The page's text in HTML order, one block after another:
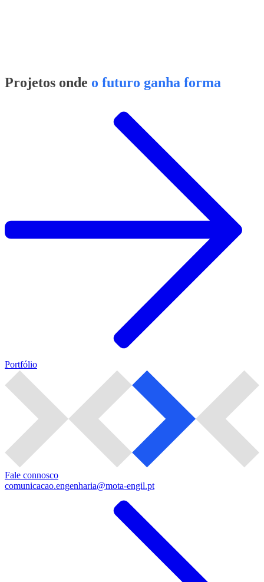
Projetos onde o futuro ganha forma
Portfólio
Fale connosco
comunicacao.engenharia@mota-engil.pt